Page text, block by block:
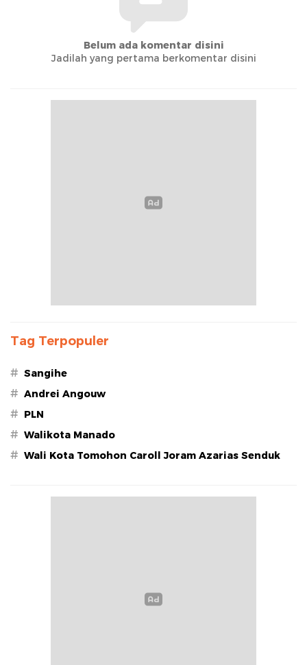
Belum ada komentar disini
Jadilah yang pertama berkomentar disini
Tag Terpopuler
# Sangihe
# Andrei Angouw
# PLN
# Walikota Manado
# Wali Kota Tomohon Caroll Joram Azarias Senduk